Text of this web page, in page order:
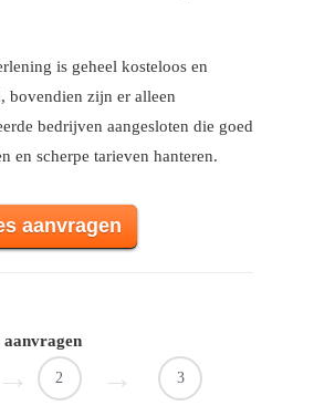
is geheel kosteloos en
bovendien zijn er alleen
bedrijven aangesloten die goed
en scherpe tarieven hanteren.
aanvragen
2 3